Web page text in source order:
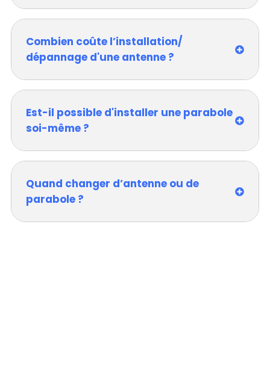
Combien coûte l’installation/
dépannage d'une antenne ?
Est-il possible d'installer une parabole
soi-même ?
Quand changer d’antenne ou de
parabole ?